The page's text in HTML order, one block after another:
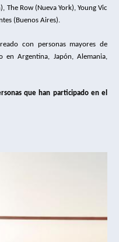
Row (Nueva York), Young Vic
(Buenos Aires).
con personas mayores de
en Argentina, Japón, Alemania,
que han participado en el